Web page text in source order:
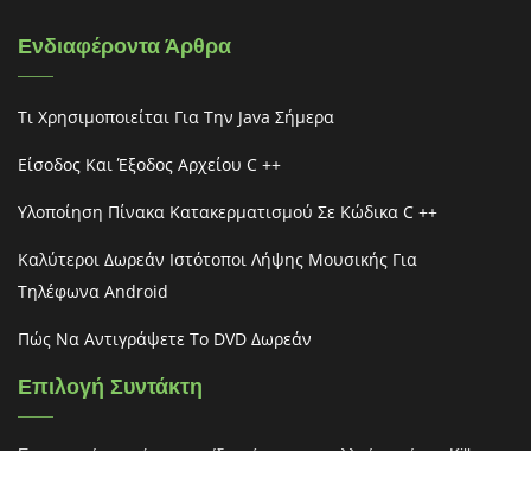
Ενδιαφέροντα Άρθρα
Τι Χρησιμοποιείται Για Την Java Σήμερα
Είσοδος Και Έξοδος Αρχείου C ++
Υλοποίηση Πίνακα Κατακερματισμού Σε Κώδικα C ++
Καλύτεροι Δωρεάν Ιστότοποι Λήψης Μουσικής Για
Τηλέφωνα Android
Πώς Να Αντιγράψετε Το DVD Δωρεάν
Επιλογή Συντάκτη
Ετοιμαστείτε για ένα παιχνίδι τρόμου για πολλούς παίκτες Killer